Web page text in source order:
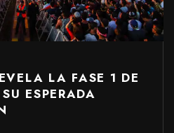
LA FASE 1 DE
ESPERADA